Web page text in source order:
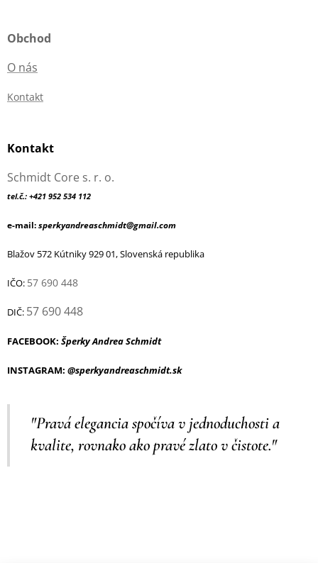
Obchod
O nás
Kontakt
Kontakt
Schmidt Core s. r. o.
tel.č.: +421 952 534 112
e-mail: sperkyandreaschmidt@gmail.com
Blažov 572 Kútniky 929 01, Slovenská republika
IČO: 57 690 448
DIČ: 57 690 448
FACEBOOK: Šperky Andrea Schmidt
INSTAGRAM: @sperkyandreaschmidt.sk
"Pravá elegancia spočíva v jednoduchosti a
kvalite, rovnako ako pravé zlato v čistote."